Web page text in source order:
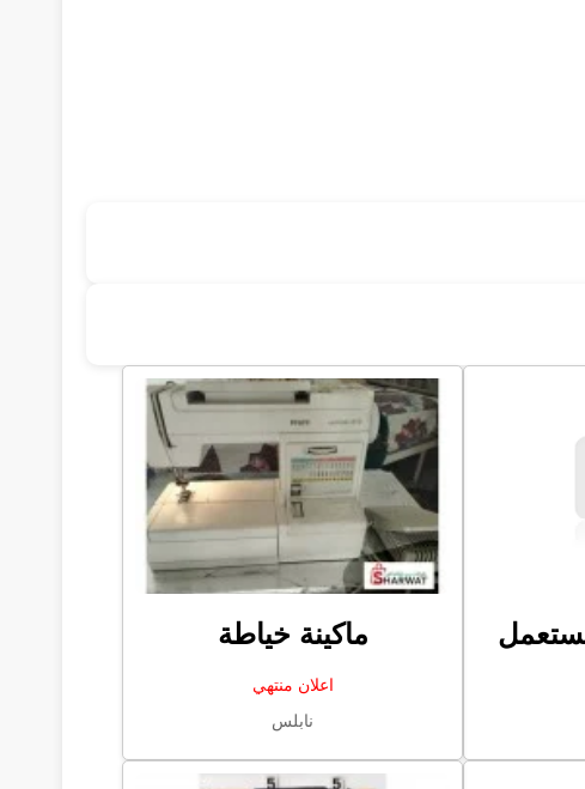
ماكينة خياطة
اعلان منتهي
نابلس